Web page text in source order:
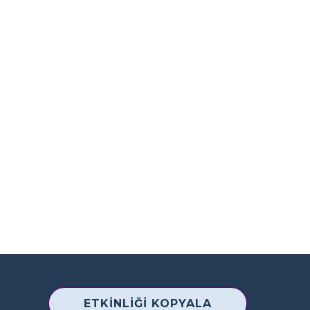
ETKINLIĞI KOPYALA